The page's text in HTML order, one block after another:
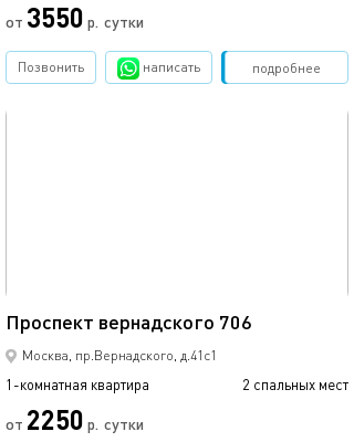
от 3550 р. сутки
подробнее
Позвонить написать Забронировать
Проспект вернадского 706
Москва, пр.Вернадского, д.41с1
1-комнатная квартира 2 спальных мест
от 2250 р. сутки